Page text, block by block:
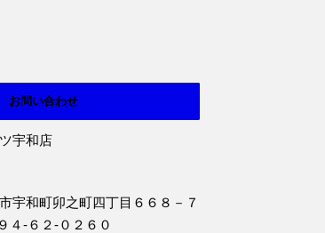
お問い合わせ
宇和店
宇和町卯之町四丁目６６８－７
４‐６２‐０２６０